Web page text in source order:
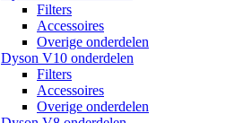
Filters
Accessoires
Overige onderdelen
Dyson V10 onderdelen
Filters
Accessoires
Overige onderdelen